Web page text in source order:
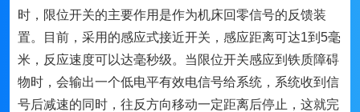
时，限位开关的主要作用是作为机床回零信号的反馈装
置。目前，采用的感应式接近开关，感应距离可达1到5毫
米，反应速度可以达毫秒级。当限位开关感应到铁质障碍
物时，会输出一个低电平有效电信号给系统，系统收到信
号后减速的同时，往反方向移动一定距离后停止，这就完